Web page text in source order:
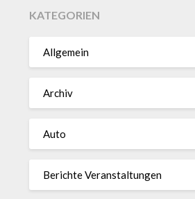
KATEGORIEN
Allgemein
Archiv
Auto
Berichte Veranstaltungen